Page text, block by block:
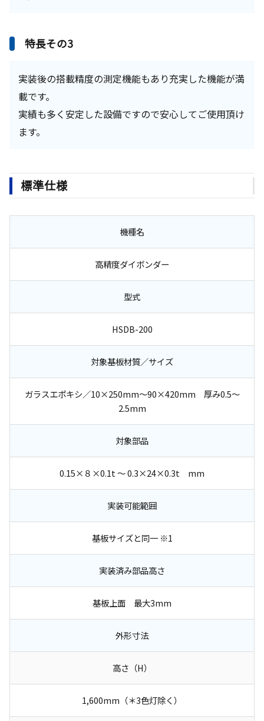
特長その3
実装後の搭載精度の測定機能もあり充実した機能が満
載です。
実績も多く安定した設備ですので安心してご使用頂け
ます。
標準仕様
機種名
高精度ダイボンダー
型式
HSDB-200
対象基板材質／サイズ
ガラスエポキシ／10×250mm～90×420mm 厚み0.5～
2.5mm
対象部品
0.15×８×0.1t ～ 0.3×24×0.3t mm
実装可能範囲
基板サイズと同一 ※1
実装済み部品高さ
基板上面 最大3mm
外形寸法
高さ（H）
1,600mm（＊3色灯除く）